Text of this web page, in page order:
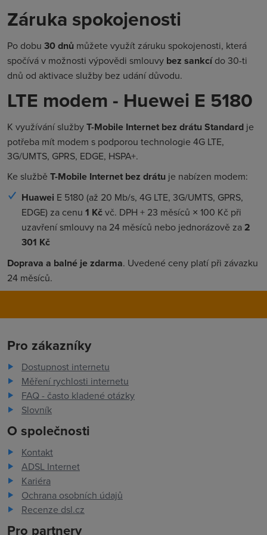
Záruka spokojenosti
Po dobu 30 dnů můžete využít záruku spokojenosti, která
spočívá v možnosti výpovědi smlouvy bez sankcído 30-ti
dnů od aktivace služby bez udání důvodu.
LTE modem - Huewei E 5180
K využívání službyT-Mobile Internet bez drátu Standard je
potřeba mít modem s podporou technologie 4G LTE,
3G/UMTS, GPRS, EDGE, HSPA+.
Ke službě T-Mobile Internet bez drátu je nabízen modem:
Huawei E 5180 (až 20 Mb/s, 4G LTE, 3G/UMTS, GPRS,
EDGE) za cenu 1 Kčvč. DPH + 23 měsíců × 100 Kč při
uzavření smlouvy na 24 měsíců nebo jednorázově za2
301 Kč
Doprava a balné jezdarma. Uvedené ceny platí při závazku
24 měsíců.
Pro zákazníky
Dostupnost internetu
Měření rychlosti internetu
FAQ - často kladené otázky
Slovník
O společnosti
Kontakt
ADSL Internet
Kariéra
Ochrana osobních údajů
Recenze dsl.cz
Pro partnery